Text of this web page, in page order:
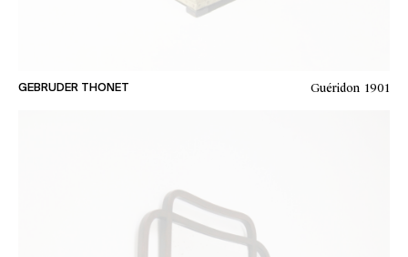
GEBRUDER THONET Guéridon 1901